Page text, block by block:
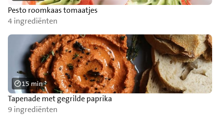
Pesto roomkaas tomaatjes
4 ingrediënten
Tapenade met gegrilde paprika
9 ingrediënten
15 min